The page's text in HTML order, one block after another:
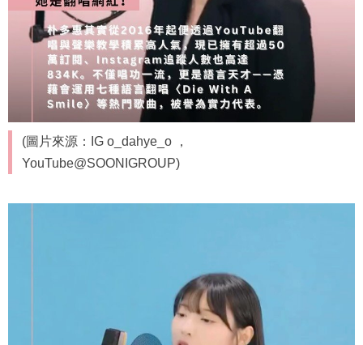
(圖片來源：IG o_dahye_o ，
YouTube@SOONIGROUP)